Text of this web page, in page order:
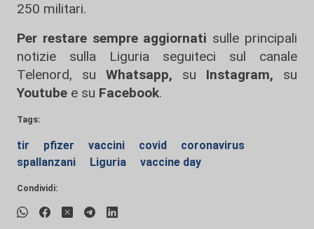
250 militari.
Per restare sempre aggiornati sulle principali
notizie sulla Liguria seguiteci sul canale
Telenord, su
Whatsapp, su Instagram, su
Youtube e su Facebook.
Tags:
tir pfizer vaccini covid
coronavirus
spallanzani
Liguria vaccine day
Condividi: